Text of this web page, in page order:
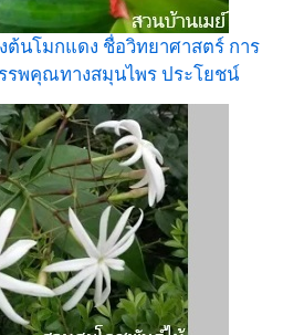
นโมกแดง ชื่อวิทยาศาสตร์ การ
รพคุณทางสมุนไพร ประโยชน์